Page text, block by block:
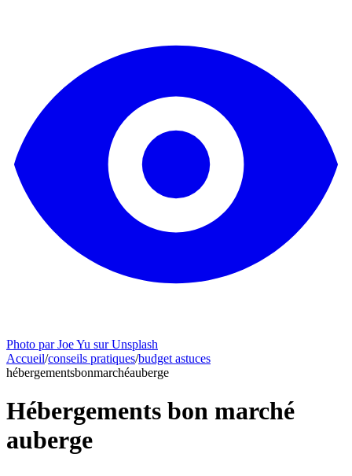
Photo par Joe Yu sur Unsplash
Accueil/conseils pratiques/budget astuces
hébergementsbonmarchéauberge
Hébergements bon marché
auberge